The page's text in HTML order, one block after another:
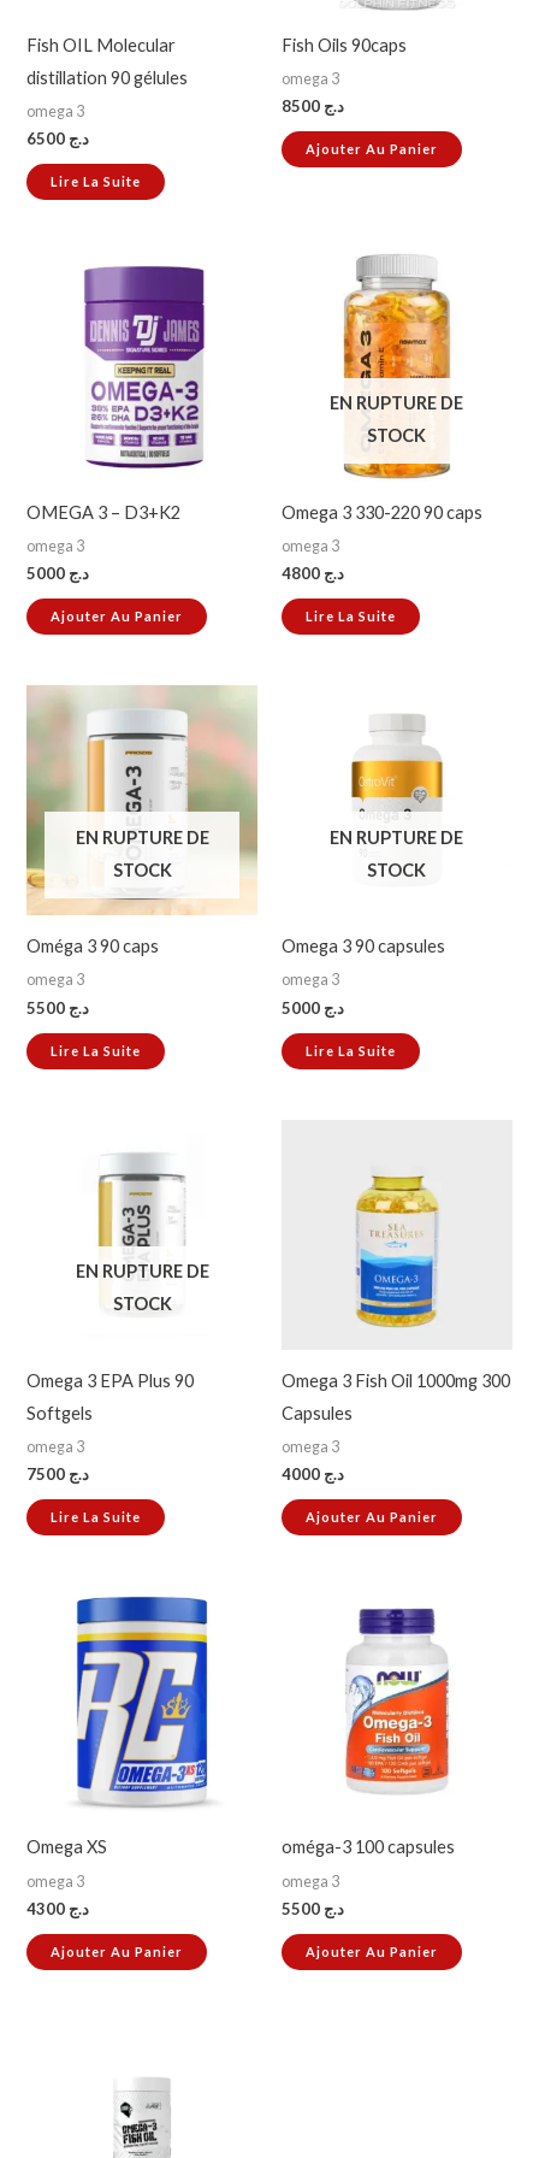
Fish OIL Molecular
distillation 90 gélules
omega 3
د.ج
Lire La Suite
Fish Oils 90caps
omega 3
د.ج
Ajouter Au Panier
OMEGA 3 – D3+K2
omega 3
د.ج
Ajouter Au Panier
EN RUPTURE DE
STOCK
Omega 3 330-220 90 caps
omega 3
د.ج
Lire La Suite
EN RUPTURE DE
STOCK
Oméga 3 90 caps
omega 3
د.ج
Lire La Suite
EN RUPTURE DE
STOCK
Omega 3 90 capsules
omega 3
د.ج
Lire La Suite
EN RUPTURE DE
STOCK
Omega 3 EPA Plus 90
Softgels
omega 3
د.ج
Lire La Suite
Omega 3 Fish Oil 1000mg 300
Capsules
omega 3
د.ج
Ajouter Au Panier
Omega XS
omega 3
د.ج
Ajouter Au Panier
oméga-3 100 capsules
omega 3
د.ج
Ajouter Au Panier